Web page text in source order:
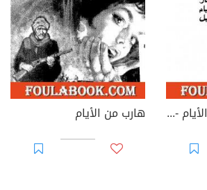
ابن عمار - هارب من الأيام - قصر على النيل هارب من الأيام